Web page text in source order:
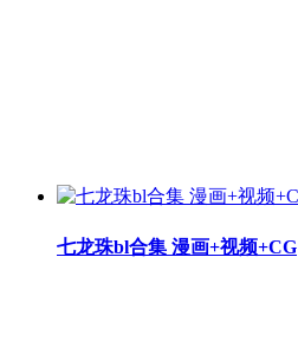
七龙珠bl合集 漫画+视频+CG